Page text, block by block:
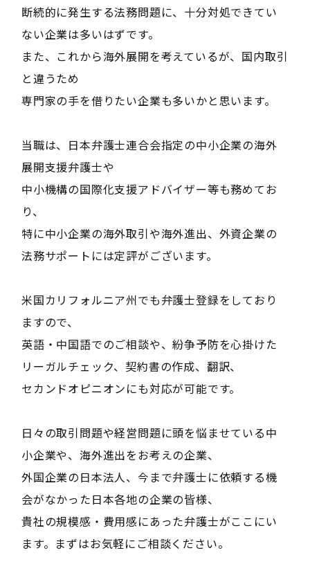
断続的に発生する法務問題に、十分対処できてい
ない企業は多いはずです。
また、これから海外展開を考えているが、国内取引
と違うため
専門家の手を借りたい企業も多いかと思います。
当職は、日本弁護士連合会指定の中小企業の海外
展開支援弁護士や
中小機構の国際化支援アドバイザー等も務めてお
り、
特に中小企業の海外取引や海外進出、外資企業の
法務サポートには定評がございます。
米国カリフォルニア州でも弁護士登録をしており
ますので、
英語・中国語でのご相談や、紛争予防を心掛けた
リーガルチェック、契約書の作成、翻訳、
セカンドオピニオンにも対応が可能です。
日々の取引問題や経営問題に頭を悩ませている中
小企業や、海外進出をお考えの企業、
外国企業の日本法人、今まで弁護士に依頼する機
会がなかった日本各地の企業の皆様、
貴社の規模感・費用感にあった弁護士がここにい
ます。まずはお気軽にご相談ください。